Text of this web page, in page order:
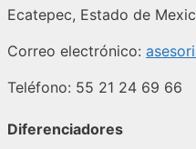
Ecatepec, Estado de
Correo electrónico:
Teléfono: 55 21 24 69 66
Diferenciadores